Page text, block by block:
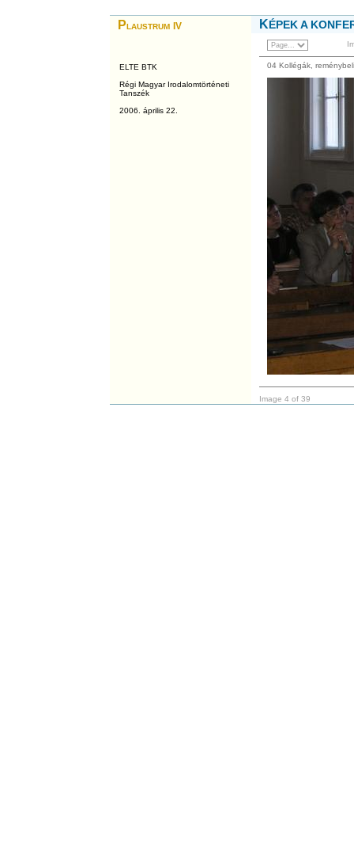
Plaustrum IV KÉPEK A
ELTE BTK
Régi Magyar Irodalomtörténeti
Tanszék
2006. április 22.
04 Kollégák,
Image 4 of 39